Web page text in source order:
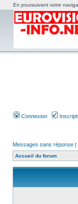
Connexion
Messages sans réponse |
Accueil du forum
En poursuivant votre